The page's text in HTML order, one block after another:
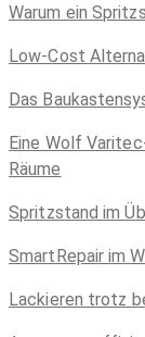
Warum ein
Low-Cost
Das
Eine Wolf
Räume
Spritzstand im
SmartRepair im
Lackieren trotz